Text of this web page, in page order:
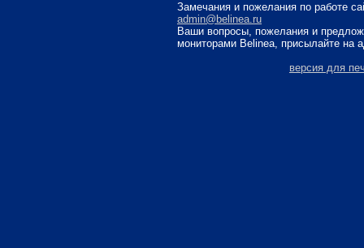
Замечания и пожелания по работе
admin@belinea.ru
Ваши вопросы, пожелания и
мониторами Belinea, присылайте на
версия для